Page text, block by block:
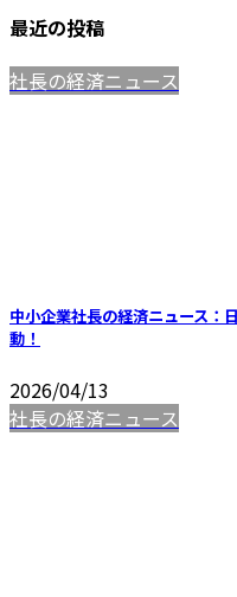
最近の投稿
社長の経済ニュース
中小企業社長の経済ニュース：
動！
2026/04/13
社長の経済ニュース